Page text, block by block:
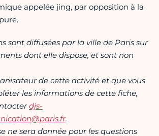
appelée jing, par opposition à la
sont diffusées par la ville de Paris sur
dont elle dispose, et sont non
de cette activité et que vous
les informations de cette fiche,
djs-
.
ne sera donnée pour les questions